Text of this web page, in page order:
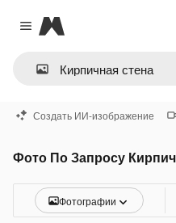
Close menu
Magnific
Создать ИИ-изображение
Фото По Запросу
Фотографии